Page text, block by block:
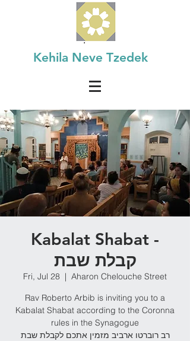
Kehila Neve Tzedek
Kabalat Shabat -
קבלת שבת
Fri, Jul 28
  |
Aharon Chelouche Street
Rav Roberto Arbib is inviting you to a
Kabalat Shabat according to the Coronna
rules in the Synagogue
רב רוברטו ארביב מזמין אתכם לקבלת שבת